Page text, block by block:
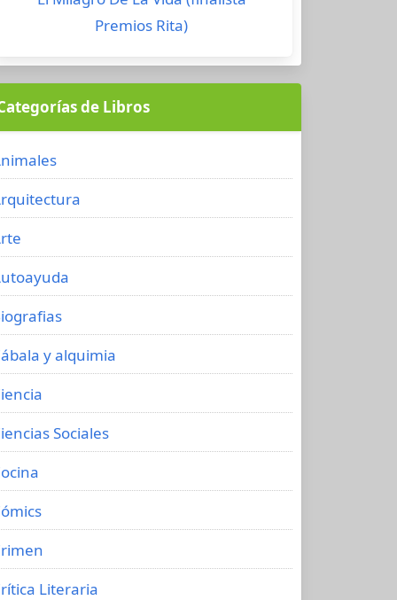
Premios Rita)
de Libros
y alquimia
Sociales
Literaria